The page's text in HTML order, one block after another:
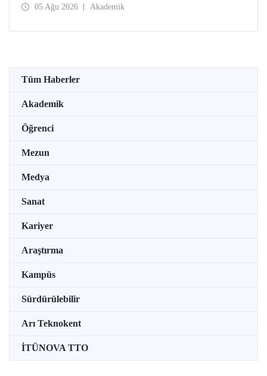
Koşullarına Bağlı Mikrolif Salımı: Aşınma, UV Maruziyeti
05 Ağu 2026 Akademik
Tüm Haberler
Akademik
Öğrenci
Mezun
Medya
Sanat
Kariyer
Araştırma
Kampüs
Sürdürülebilir
Arı Teknokent
İTÜNOVA TTO